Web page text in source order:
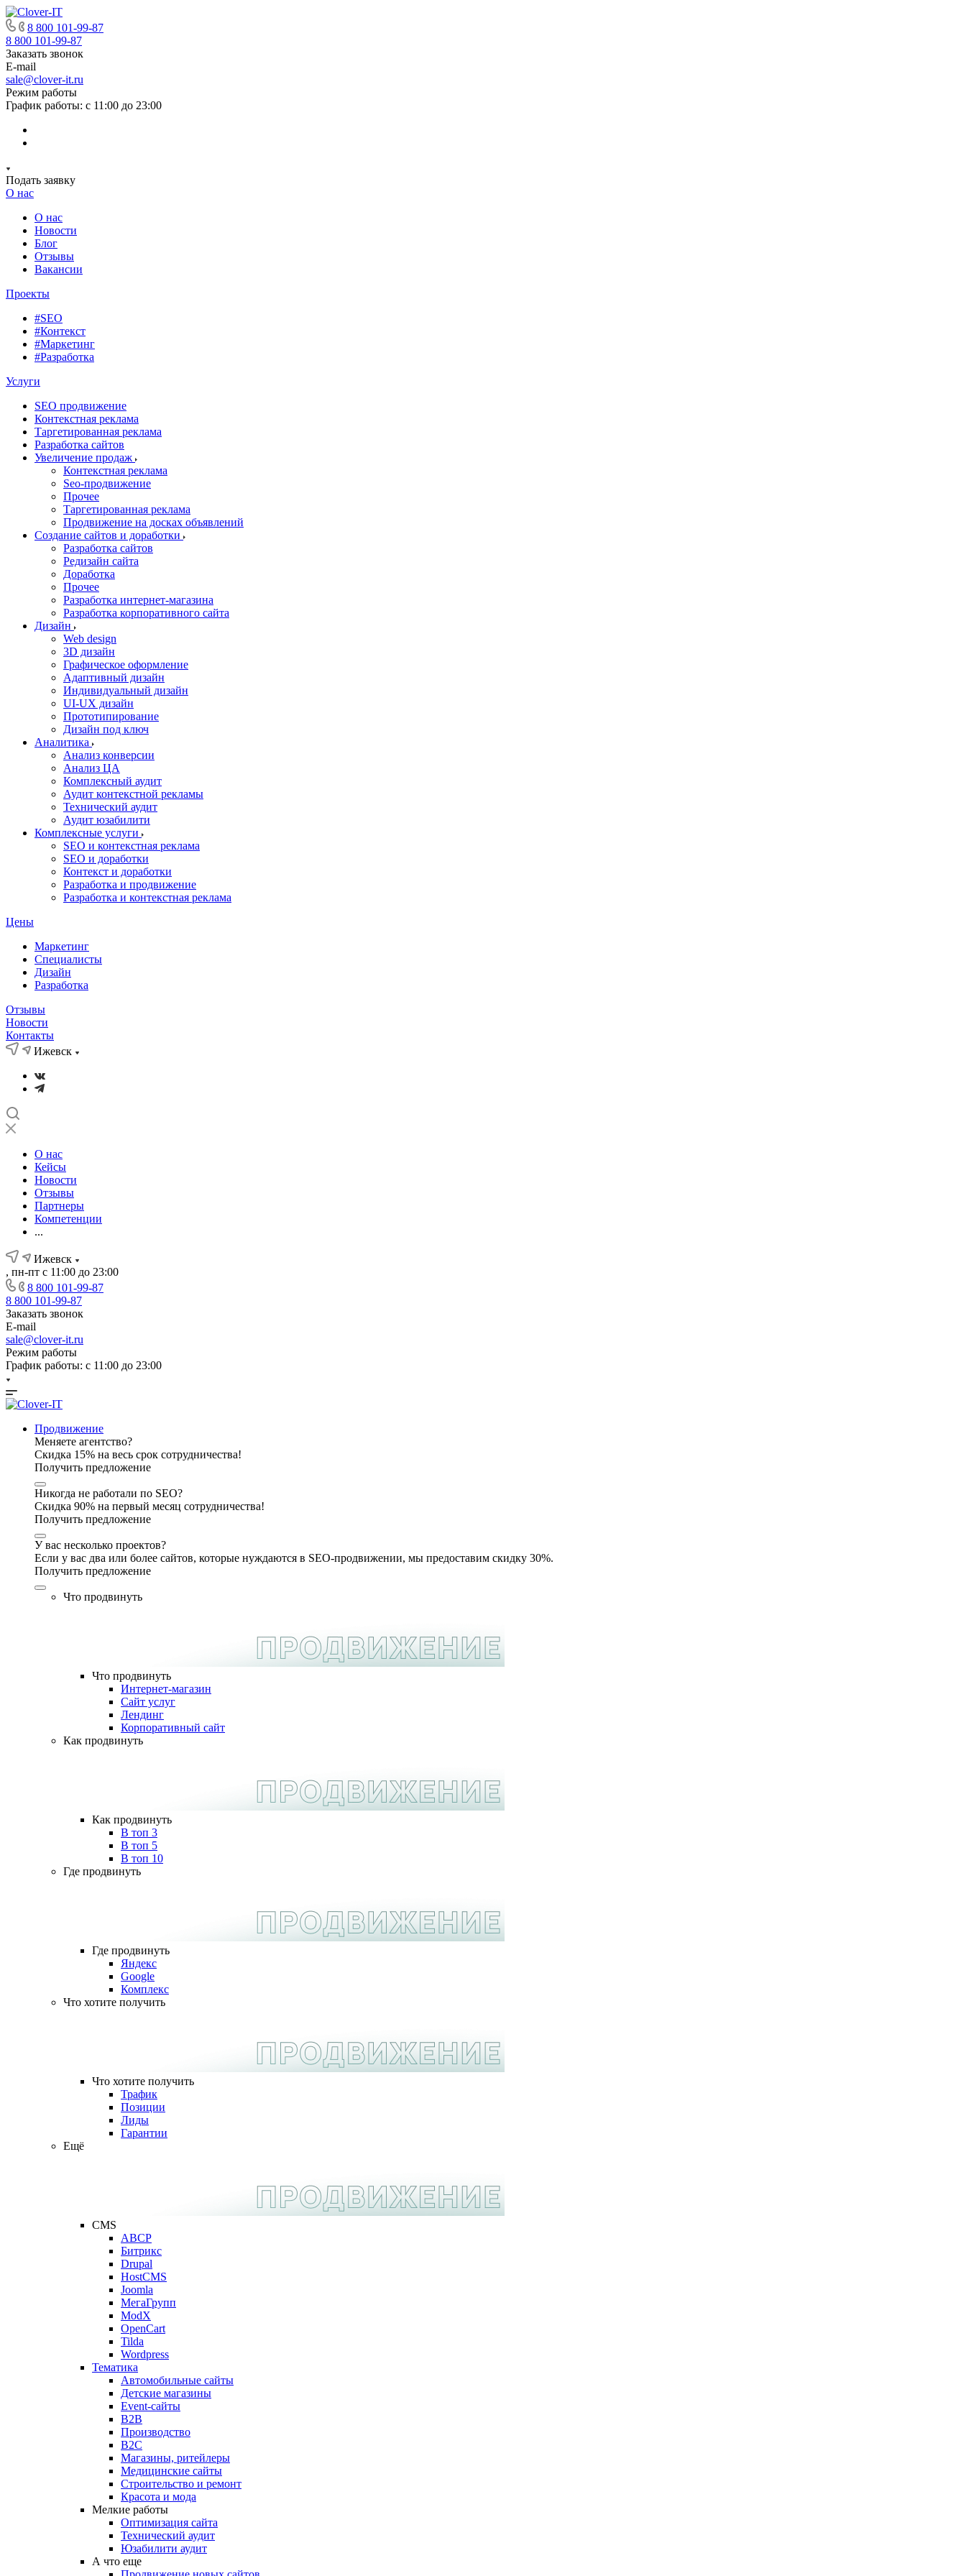
8 800 101-99-87
8 800 101-99-87
Заказать звонок
E-mail
sale@clover-it.ru
Режим работы
График работы: с 11:00 до 23:00
Подать заявку
О нас
О нас
Новости
Блог
Отзывы
Вакансии
Проекты
#SEO
#Контекст
#Маркетинг
#Разработка
Услуги
SEO продвижение
Контекстная реклама
Таргетированная реклама
Разработка сайтов
Увеличение продаж
Контекстная реклама
Seo-продвижение
Прочее
Таргетированная реклама
Продвижение на досках объявлений
Создание сайтов и доработки
Разработка сайтов
Редизайн сайта
Доработка
Прочее
Разработка интернет-магазина
Разработка корпоративного сайта
Дизайн
Web design
3D дизайн
Графическое оформление
Адаптивный дизайн
Индивидуальный дизайн
UI‑UX дизайн
Прототипирование
Дизайн под ключ
Аналитика
Анализ конверсии
Анализ ЦА
Комплексный аудит
Аудит контекстной рекламы
Технический аудит
Аудит юзабилити
Комплексные услуги
SEO и контекстная реклама
SEO и доработки
Контекст и доработки
Разработка и продвижение
Разработка и контекстная реклама
Цены
Маркетинг
Специалисты
Дизайн
Разработка
Отзывы
Новости
Контакты
Ижевск
О нас
Кейсы
Новости
Отзывы
Партнеры
Компетенции
...
Ижевск
, пн-пт с 11:00 до 23:00
8 800 101-99-87
8 800 101-99-87
Заказать звонок
E-mail
sale@clover-it.ru
Режим работы
График работы: с 11:00 до 23:00
Продвижение
Меняете агентство?
Скидка 15% на весь срок сотрудничества!
Получить предложение
Никогда не работали по SEO?
Скидка 90% на первый месяц сотрудничества!
Получить предложение
У вас несколько проектов?
Если у вас два или более сайтов, которые нуждаются в SEO-продвижении, мы предоставим скидку 30%.
Получить предложение
Что продвинуть
Что продвинуть
Интернет-магазин
Сайт услуг
Лендинг
Корпоративный сайт
Как продвинуть
Как продвинуть
В топ 3
В топ 5
В топ 10
Где продвинуть
Где продвинуть
Яндекс
Google
Комплекс
Что хотите получить
Что хотите получить
Трафик
Позиции
Лиды
Гарантии
Ещё
CMS
ABCP
Битрикс
Drupal
HostCMS
Joomla
МегаГрупп
ModX
OpenCart
Tilda
Wordpress
Тематика
Автомобильные сайты
Детские магазины
Event-сайты
B2B
Производство
B2C
Магазины, ритейлеры
Медицинские сайты
Строительство и ремонт
Красота и мода
Мелкие работы
Оптимизация сайта
Технический аудит
Юзабилити аудит
А что еще